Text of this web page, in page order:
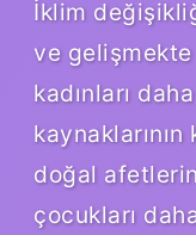
İklim
ve
kadınları
doğal afetlerin
çocukları